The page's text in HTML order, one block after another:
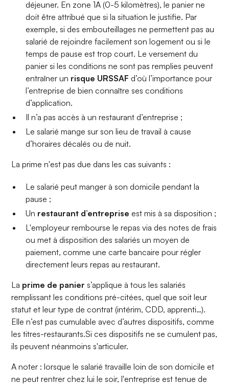
déjeuner. En zone 1A (0-5 kilomètres), le panier ne
doit être attribué que si la situation le justifie. Par
exemple, si des embouteillages ne permettent pas au
salarié de rejoindre facilement son logement ou si le
temps de pause est trop court. Le versement du
panier si les conditions ne sont pas remplies peuvent
entraîner un risque URSSAF d’où l’importance pour
l’entreprise de bien connaître ses conditions
d’application.
Il n’a pas accès à un restaurant d’entreprise ;
Le salarié mange sur son lieu de travail à cause
d’horaires décalés ou de nuit.
La prime n'est pas due dans les cas suivants :
Le salarié peut manger à son domicile pendant la
pause ;
Un restaurant d’entreprise est mis à sa disposition ;
L'employeur rembourse le repas via des notes de frais
ou met à disposition des salariés un moyen de
paiement, comme une carte bancaire pour régler
directement leurs repas au restaurant.
La prime de panier s’applique à tous les salariés
remplissant les conditions pré-citées, quel que soit leur
statut et leur type de contrat (intérim, CDD, apprenti…).
Elle n’est pas cumulable avec d’autres dispositifs, comme
les titres-restaurants.Si ces dispositifs ne se cumulent pas,
ils peuvent néanmoins s'articuler.
A noter : lorsque le salarié travaille loin de son domicile et
ne peut rentrer chez lui le soir, l'entreprise est tenue de